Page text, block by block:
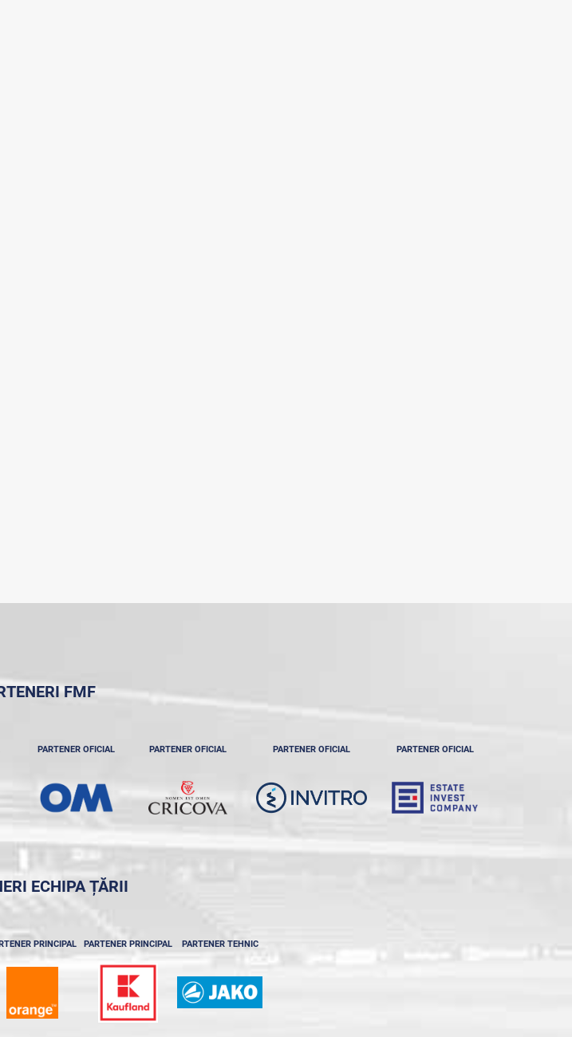
FMF
PARTENER OFICIAL PARTENER OFICIAL PARTENER OFICIAL PARTENER OFICIAL
ECHIPA ȚĂRII
PRINCIPAL PARTENER PRINCIPAL PARTENER TEHNIC